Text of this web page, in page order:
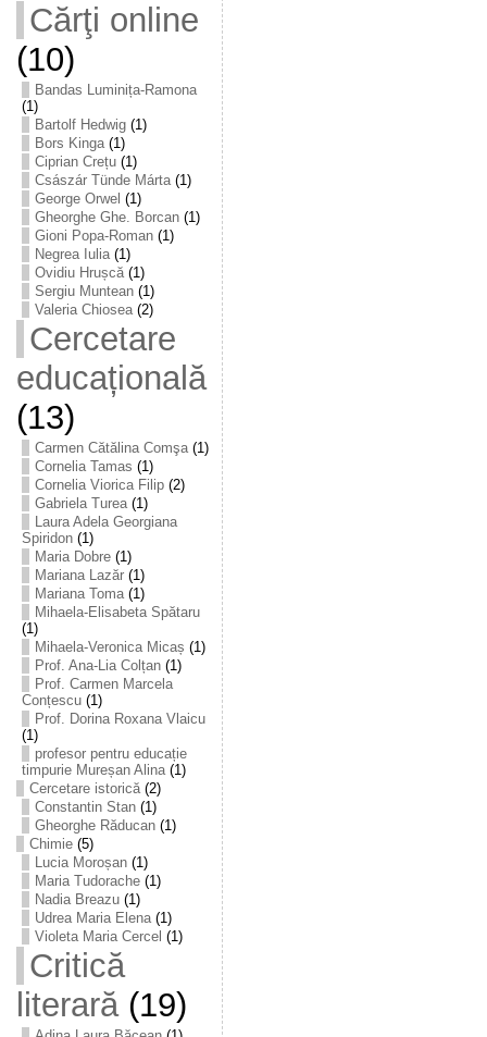
Cărţi online
(10)
Bandas Luminița-Ramona
(1)
Bartolf Hedwig(1)
Bors Kinga(1)
Ciprian Crețu(1)
Császár Tünde Márta(1)
George Orwel (1)
Gheorghe Ghe. Borcan(1)
Gioni Popa-Roman(1)
Negrea Iulia(1)
Ovidiu Hrușcă(1)
Sergiu Muntean(1)
Valeria Chiosea(2)
Cercetare
educațională
(13)
Carmen Cătălina Comşa(1)
Cornelia Tamas (1)
Cornelia Viorica Filip(2)
Gabriela Turea(1)
Laura Adela Georgiana
Spiridon(1)
Maria Dobre(1)
Mariana Lazăr(1)
Mariana Toma(1)
Mihaela-Elisabeta Spătaru
(1)
Mihaela-Veronica Micaș (1)
Prof. Ana-Lia Colțan(1)
Prof. Carmen Marcela
Conțescu(1)
Prof. Dorina Roxana Vlaicu
(1)
profesor pentru educație
timpurie Mureșan Alina(1)
Cercetare istorică(2)
Constantin Stan(1)
Gheorghe Răducan(1)
Chimie(5)
Lucia Moroșan(1)
Maria Tudorache(1)
Nadia Breazu(1)
Udrea Maria Elena(1)
Violeta Maria Cercel (1)
Critică
literară(19)